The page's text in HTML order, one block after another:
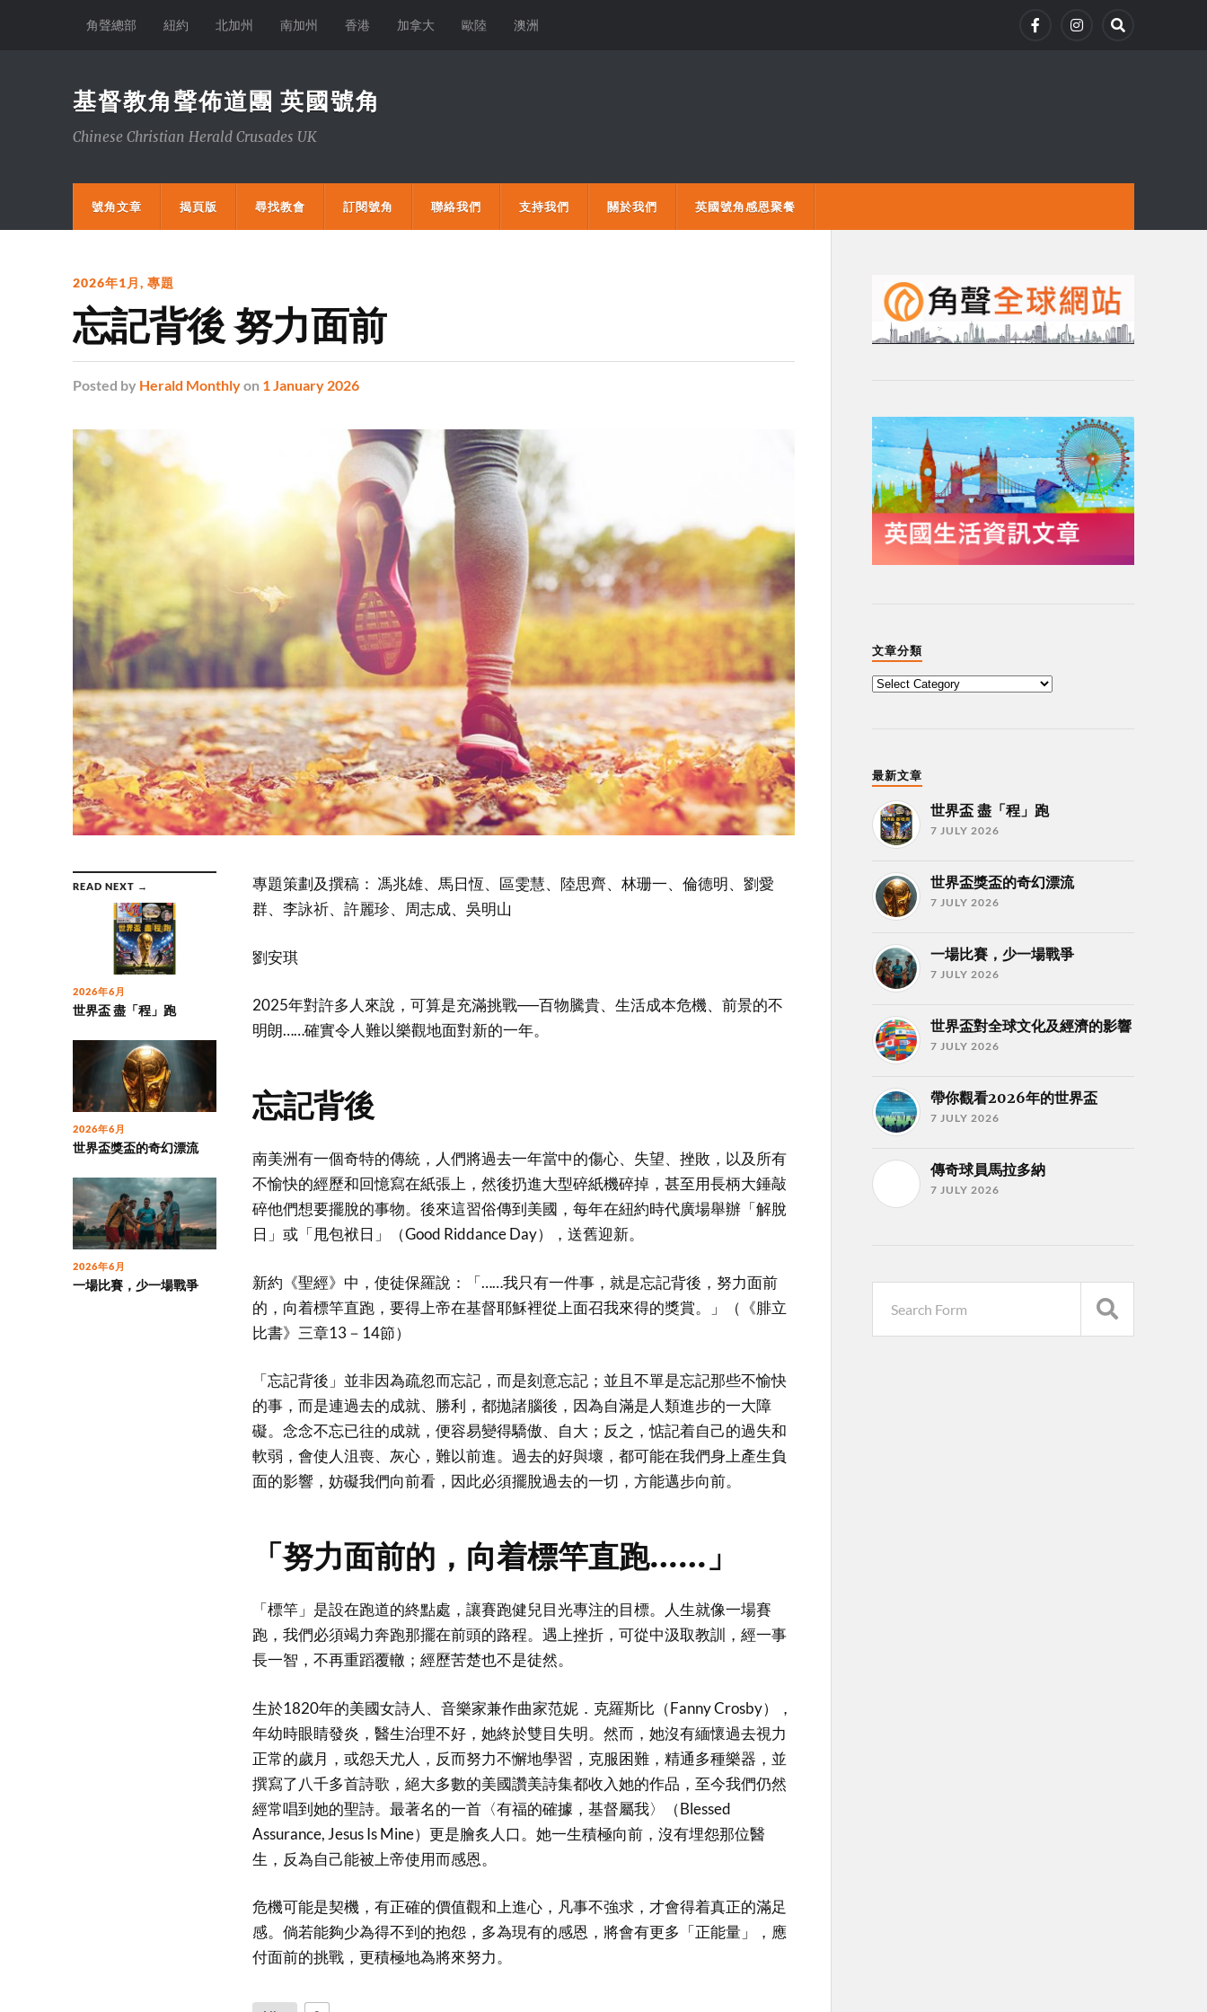
角聲總部 紐約 北加州 南加州 香港 加拿大 歐陸 澳洲
基督教角聲佈道團 英國號角
Chinese Christian Herald Crusades UK
號角文章 揭頁版 尋找教會 訂閱號角 聯絡我們 支持我們 關於我們 英國號角感恩聚餐
2026年1月, 專題
忘記背後 努力面前
Posted by Herald Monthlyon 1 January 2026
READ NEXT →
2026年6月
世界盃 盡「程」跑
2026年6月
世界盃獎盃的奇幻漂流
2026年6月
一場比賽，少一場戰爭
專題策劃及撰稿： 馮兆雄、馬日恆、區雯慧、陸思齊、林珊一、倫德明、劉愛
群、李詠祈、許麗珍、周志成、吳明山
劉安琪
2025年對許多人來說，可算是充滿挑戰──百物騰貴、生活成本危機、前景的不
明朗……確實令人難以樂觀地面對新的一年。
忘記背後
南美洲有一個奇特的傳統，人們將過去一年當中的傷心、失望、挫敗，以及所有
不愉快的經歷和回憶寫在紙張上，然後扔進大型碎紙機碎掉，甚至用長柄大錘敲
碎他們想要擺脫的事物。後來這習俗傳到美國，每年在紐約時代廣場舉辦「解脫
日」或「甩包袱日」（Good Riddance Day），送舊迎新。
新約《聖經》中，使徒保羅說：「……我只有一件事，就是忘記背後，努力面前
的，向着標竿直跑，要得上帝在基督耶穌裡從上面召我來得的獎賞。」（《腓立
比書》三章13－14節）
「忘記背後」並非因為疏忽而忘記，而是刻意忘記；並且不單是忘記那些不愉快
的事，而是連過去的成就、勝利，都拋諸腦後，因為自滿是人類進步的一大障
礙。念念不忘已往的成就，便容易變得驕傲、自大；反之，惦記着自己的過失和
軟弱，會使人沮喪、灰心，難以前進。過去的好與壞，都可能在我們身上產生負
面的影響，妨礙我們向前看，因此必須擺脫過去的一切，方能邁步向前。
「努力面前的，向着標竿直跑……」
「標竿」是設在跑道的終點處，讓賽跑健兒目光專注的目標。人生就像一場賽
跑，我們必須竭力奔跑那擺在前頭的路程。遇上挫折，可從中汲取教訓，經一事
長一智，不再重蹈覆轍；經歷苦楚也不是徒然。
生於1820年的美國女詩人、音樂家兼作曲家范妮．克羅斯比（Fanny Crosby），
年幼時眼睛發炎，醫生治理不好，她終於雙目失明。然而，她沒有緬懷過去視力
正常的歲月，或怨天尤人，反而努力不懈地學習，克服困難，精通多種樂器，並
撰寫了八千多首詩歌，絕大多數的美國讚美詩集都收入她的作品，至今我們仍然
經常唱到她的聖詩。最著名的一首〈有福的確據，基督屬我〉（Blessed
Assurance, Jesus Is Mine）更是膾炙人口。她一生積極向前，沒有埋怨那位醫
生，反為自己能被上帝使用而感恩。
危機可能是契機，有正確的價值觀和上進心，凡事不強求，才會得着真正的滿足
感。倘若能夠少為得不到的抱怨，多為現有的感恩，將會有更多「正能量」，應
付面前的挑戰，更積極地為將來努力。
文章分類
最新文章
世界盃 盡「程」跑
7 JULY 2026
世界盃獎盃的奇幻漂流
7 JULY 2026
一場比賽，少一場戰爭
7 JULY 2026
世界盃對全球文化及經濟的影響
7 JULY 2026
帶你觀看2026年的世界盃
7 JULY 2026
傳奇球員馬拉多納
7 JULY 2026